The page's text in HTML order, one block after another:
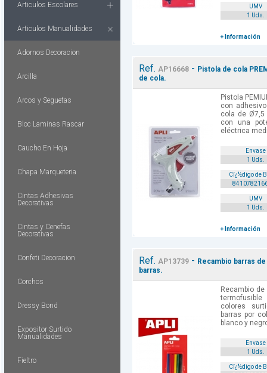
Articulos Escolares
Articulos Manualidades
Adornos Decoracion
Arcilla
Arcos y Seguetas
Bloc Laminas Rascar
Caucho En Hoja
Chapa Marqueteria
Cintas Adhesivas
Decorativas
Cintas y Cenefas
Decorativas
Confeti Decoracion
Corchos
Dressy Bond
Expositor Surtido
Manualidades
Fieltro
UMV
1 Uds.
+ Información
Ref. AP16668 - Pistola de cola
de cola.
Pistola
con
cola de
con una
eléctrica
Envase
1 Uds.
Cï¿½digo de
UMV
1 Uds.
+ Información
Ref. AP13739 - Recambio barras
barras.
Recambio
colores
barras por
blanco y
Envase
1 Uds.
Cï¿½digo de